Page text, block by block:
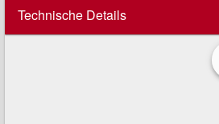
Technische Details